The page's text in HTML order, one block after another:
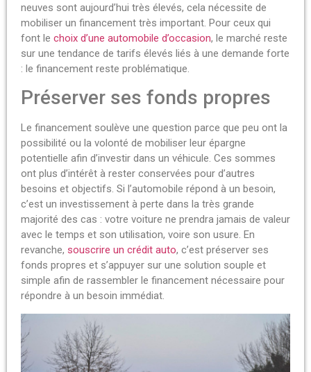
neuves sont aujourd’hui très élevés, cela nécessite de
mobiliser un financement très important. Pour ceux qui
font le choix d’une automobile d’occasion, le marché reste
sur une tendance de tarifs élevés liés à une demande forte
: le financement reste problématique.
Préserver ses fonds propres
Le financement soulève une question parce que peu ont la
possibilité ou la volonté de mobiliser leur épargne
potentielle afin d’investir dans un véhicule. Ces sommes
ont plus d’intérêt à rester conservées pour d’autres
besoins et objectifs. Si l’automobile répond à un besoin,
c’est un investissement à perte dans la très grande
majorité des cas : votre voiture ne prendra jamais de valeur
avec le temps et son utilisation, voire son usure. En
revanche, souscrire un crédit auto, c’est préserver ses
fonds propres et s’appuyer sur une solution souple et
simple afin de rassembler le financement nécessaire pour
répondre à un besoin immédiat.